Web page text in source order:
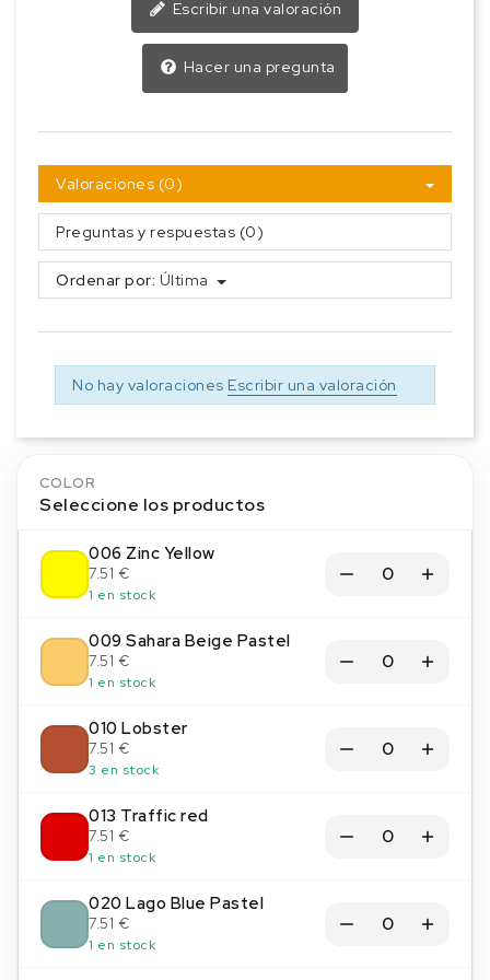
Escribir una valoración
Hacer una pregunta
Valoraciones (0)
Preguntas y respuestas (0)
Ordenar por: Última
No hay valoraciones Escribir una valoración
COLOR
Seleccione los productos
006 Zinc Yellow
7.51 €
1 en stock
009 Sahara Beige Pastel
7.51 €
1 en stock
010 Lobster
7.51 €
3 en stock
013 Traffic red
7.51 €
1 en stock
020 Lago Blue Pastel
7.51 €
1 en stock